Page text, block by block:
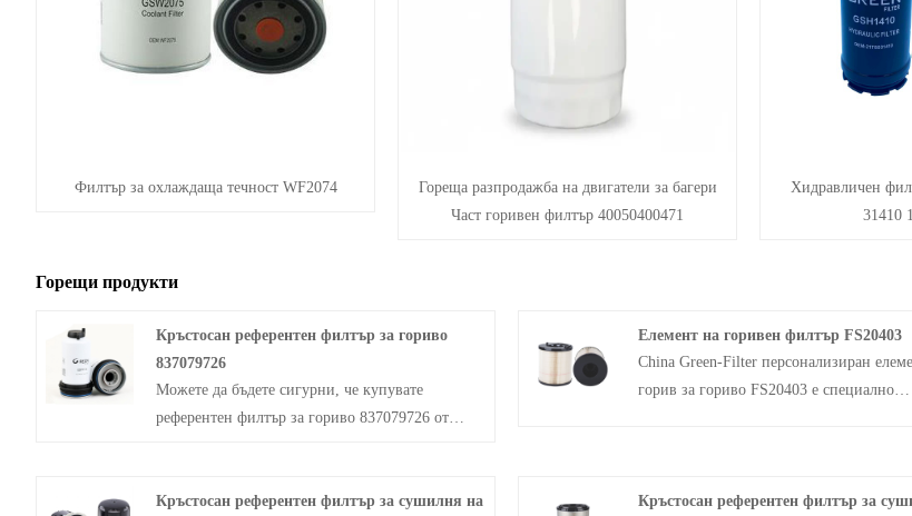
Филтър за охлаждаща течност WF2074
Гореща разпродажба на двигатели за багери
Част горивен филтър 40050400471
Хидравличен
31410
Горещи продукти
Кръстосан референтен филтър за гориво
837079726
Можете да бъдете сигурни, че купувате
референтен филтър за гориво 837079726 от
837079726 и 837079727 имат широк спектър от
Елемент на горивен филтър FS20403
China Green-Filter персонализиран
горив за гориво FS20403 е специално
получава чисто подаване на гориво.
Кръстосан референтен филтър за сушилня на
Кръстосан референтен филтър за